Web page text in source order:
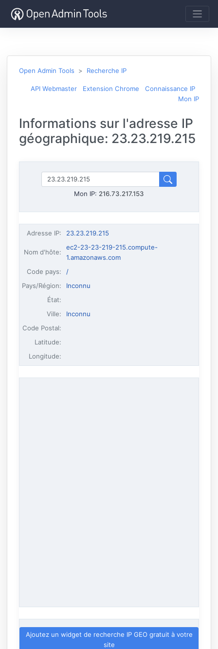
Open Admin Tools Recherche IP
API Webmaster Extension Chrome
Connaissance IP
Mon IP
Informations sur l'adresse IP
géographique: 23.23.219.215
Mon IP: 216.73.217.153
Adresse IP: 23.23.219.215
Nom d'hôte:
ec2-23-23-219-215.compute-
1.amazonaws.com
Code pays:
/
Pays/Région:
Inconnu
État:
Ville:
Inconnu
Code Postal:
Latitude:
Longitude:
Ajoutez un widget de recherche IP GEO gratuit à votre
site